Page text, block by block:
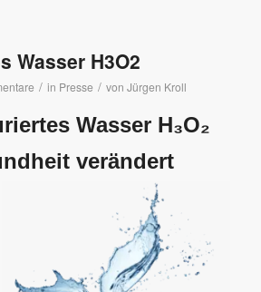
Wasser H3O2
/ in Presse / von Jürgen Kroll
Wasser H₃O₂
verändert